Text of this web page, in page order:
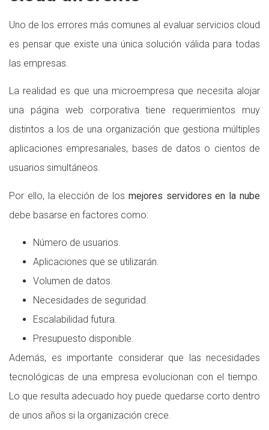
Uno de los errores más comunes al evaluar servicios cloud
es pensar que existe una única solución válida para todas
las empresas.
La realidad es que una microempresa que necesita alojar
una página web corporativa tiene requerimientos muy
distintos a los de una organización que gestiona múltiples
aplicaciones empresariales, bases de datos o cientos de
usuarios simultáneos.
Por ello, la elección de los mejores servidores en la nube
debe basarse en factores como:
Número de usuarios.
Aplicaciones que se utilizarán.
Volumen de datos.
Necesidades de seguridad.
Escalabilidad futura.
Presupuesto disponible.
Además, es importante considerar que las necesidades
tecnológicas de una empresa evolucionan con el tiempo.
Lo que resulta adecuado hoy puede quedarse corto dentro
de unos años si la organización crece.